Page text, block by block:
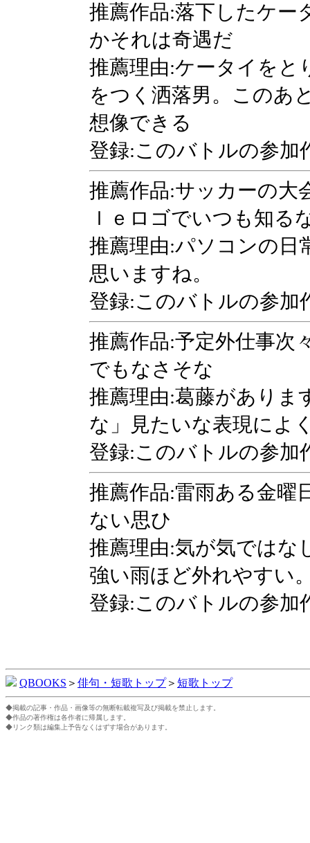
推薦作品:落下したケー
かそれは奇遇だ
推薦理由:ケータイをと
をつく洒落男。このあ
想像できる
登録:このバトルの参加
推薦作品:サッカーの大
ｌｅロゴでいつも知る
推薦理由:パソコンの日
思いますね。
登録:このバトルの参加
推薦作品:予定外仕事次
でもなさそな
推薦理由:葛藤がありま
な」見たいな表現によ
登録:このバトルの参加
推薦作品:雷雨ある金曜
ない思ひ
推薦理由:気が気ではな
強い雨ほど外れやすい
登録:このバトルの参加
QBOOKS ＞ 俳句・短歌トップ＞ 短歌トップ
◆掲載の記事・作品・画像等の無断転載複写及び掲載を禁止します。
◆作品の著作権は各作者に帰属します。
◆リンク類は編集上予告なくはずす場合があります。